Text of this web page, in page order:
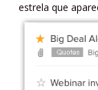
estrela que